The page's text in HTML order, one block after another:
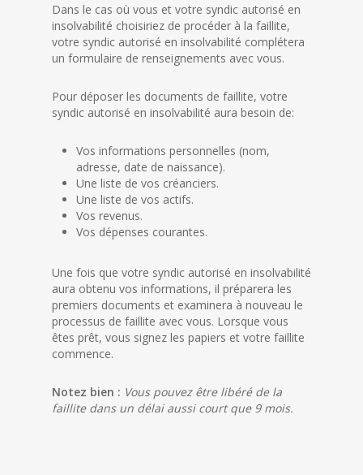
Dans le cas où vous et votre syndic autorisé en
insolvabilité choisiriez de procéder à la faillite,
votre syndic autorisé en insolvabilité complétera
un formulaire de renseignements avec vous.
Pour déposer les documents de faillite, votre
syndic autorisé en insolvabilité aura besoin de:
Vos informations personnelles (nom,
adresse, date de naissance).
Une liste de vos créanciers.
Une liste de vos actifs.
Vos revenus.
Vos dépenses courantes.
Une fois que votre syndic autorisé en insolvabilité
aura obtenu vos informations, il préparera les
premiers documents et examinera à nouveau le
processus de faillite avec vous. Lorsque vous
êtes prêt, vous signez les papiers et votre faillite
commence.
Notez bien : Vous pouvez être libéré de la
faillite dans un délai aussi court que 9 mois.